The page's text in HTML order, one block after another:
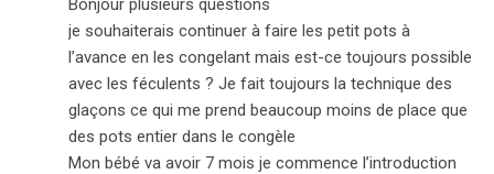
Bonjour plusieurs questions
je souhaiterais continuer à faire les petit pots à
l’avance en les congelant mais est-ce toujours possible
avec les féculents ? Je fait toujours la technique des
glaçons ce qui me prend beaucoup moins de place que
des pots entier dans le congèle
Mon bébé va avoir 7 mois je commence l’introduction